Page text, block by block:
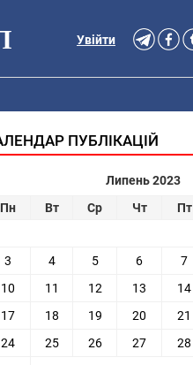
Увійти
ПУБЛІКАЦІЙ
Липень 2023
Пн
Вт Ср Чт Пт
3
4 5 6 7
10
11 12 13 14
17
18 19 20 21
24
25 26 27 28